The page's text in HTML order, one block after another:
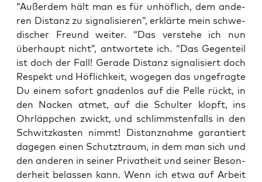
“Außer­dem hält man es für unhöf­lich, dem ande­
ren Distanz zu signa­li­sie­ren”, erklär­te mein schwe­
di­scher Freund wei­ter. “Das ver­ste­he ich nun
über­haupt nicht”, ant­wor­te­te ich. “Das Gegen­teil
ist doch der Fall! Gera­de Distanz signa­li­siert doch
Respekt und Höf­lich­keit, woge­gen das unge­frag­te
Du einem sofort gna­den­los auf die Pel­le rückt, in
den Nacken atmet, auf die Schul­ter klopft, ins
Ohr­läpp­chen zwickt, und schlimms­ten­falls in den
Schwitz­kas­ten nimmt! Distanz­nah­me garan­tiert
dage­gen einen Schutz­traum, in dem man sich und
den ande­ren in sei­ner Pri­vat­heit und sei­ner Beson­
der­heit belas­sen kann. Wenn ich etwa auf Arbeit